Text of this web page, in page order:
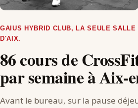
GAIUS HYBRID CLUB, LA SEULE SALLE
D'AIX.
86 cours de
par semaine à Aix-
Avant le bureau, sur la pause